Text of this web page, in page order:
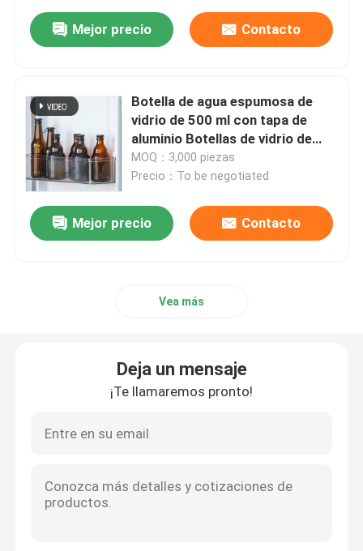
Mejor precio Contacto
Botella de agua espumosa de
vidrio de 500 ml con tapa de
aluminio Botellas de vidrio de
soda
MOQ：3,000 piezas
Precio：To be negotiated
Mejor precio Contacto
Vea más
Deja un mensaje
¡Te llamaremos pronto!